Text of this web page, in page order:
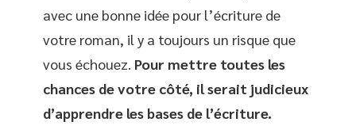
avec une bonne idée pour l’écriture de
votre roman, il y a toujours un risque que
vous échouez. Pour mettre toutes les
chances de votre côté, il serait judicieux
d’apprendre les bases de l’écriture.